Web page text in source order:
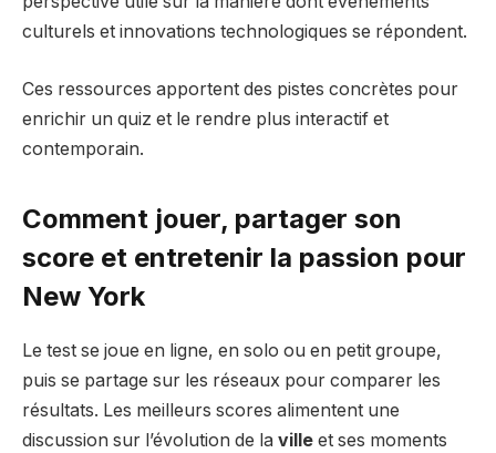
culturels et innovations technologiques se répondent.
Ces ressources apportent des pistes concrètes pour
enrichir un quiz et le rendre plus interactif et
contemporain.
Comment jouer, partager son
score et entretenir la passion pour
New York
Le test se joue en ligne, en solo ou en petit groupe,
puis se partage sur les réseaux pour comparer les
résultats. Les meilleurs scores alimentent une
discussion sur l’évolution de la ville et ses moments